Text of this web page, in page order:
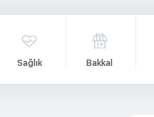
Sağlık Bakkal